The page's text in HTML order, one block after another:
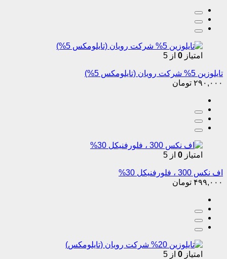
امتیاز 0 از 5
تایلوزین 5% شرکت رویان (تایلومکس 5%)
۲۹۰,۰۰۰ تومان
امتیاز 0 از 5
اف نکس 300 ، فلورفنیکل 30%
۴۹۹,۰۰۰ تومان
امتیاز 0 از 5